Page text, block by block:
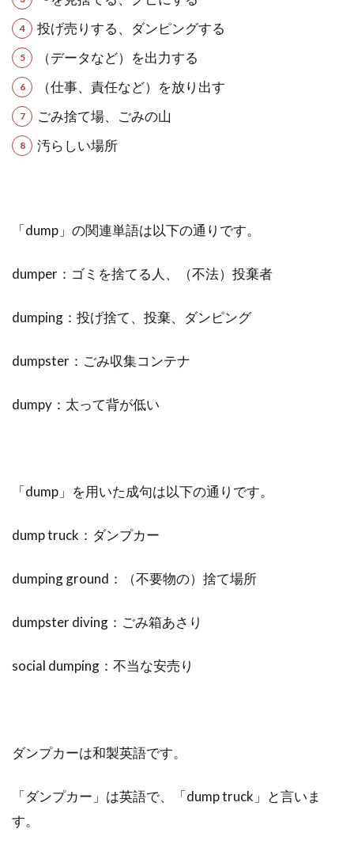
投げ売りする、ダンピングする
（データなど）を出力する
（仕事、責任など）を放り出す
ごみ捨て場、ごみの山
汚らしい場所
「dump」の関連単語は以下の通りです。
dumper：ゴミを捨てる人、（不法）投棄者
dumping：投げ捨て、投棄、ダンピング
dumpster：ごみ収集コンテナ
dumpy：太って背が低い
「dump」を用いた成句は以下の通りです。
dump truck：ダンプカー
dumping ground：（不要物の）捨て場所
dumpster diving：ごみ箱あさり
social dumping：不当な安売り
ダンプカーは和製英語です。
「ダンプカー」は英語で、「dump truck」と言いま
す。